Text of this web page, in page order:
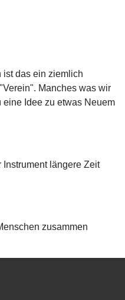
ist das ein ziemlich
Manches was wir
Idee zu etwas Neuem
längere Zeit
zusammen